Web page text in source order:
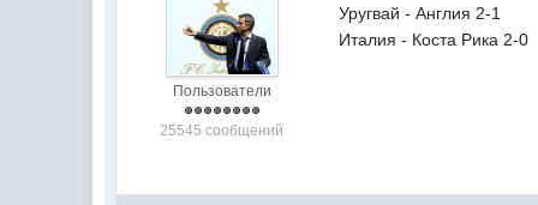
Пользователи
25545 сообщений
Уругвай - Англия 2-1
Италия - Коста Рика 2-0